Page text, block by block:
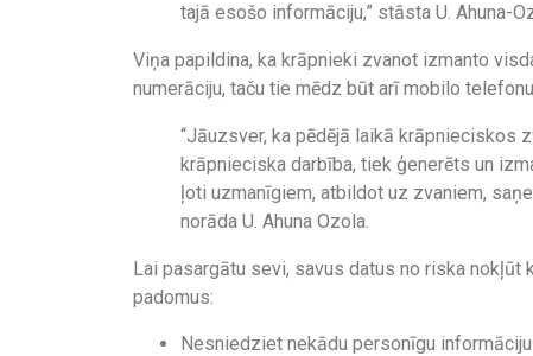
tajā esošo informāciju,” stāsta U. Ahuna-
Viņa papildina, ka krāpnieki zvanot izmanto
numerāciju, taču tie mēdz būt arī mobilo
“Jāuzsver, ka pēdējā laikā krāpnieciskos
krāpnieciska darbība, tiek ģenerēts un
ļoti uzmanīgiem, atbildot uz zvaniem,
norāda U. Ahuna Ozola.
Lai pasargātu sevi, savus datus no riska nokļūt
padomus:
Nesniedziet nekādu personīgu